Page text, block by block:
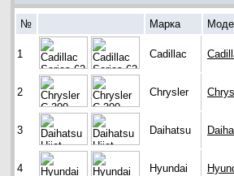
№ Марка
1 Cadillac
2 Chrysler
3 Daihatsu
4 Hyundai